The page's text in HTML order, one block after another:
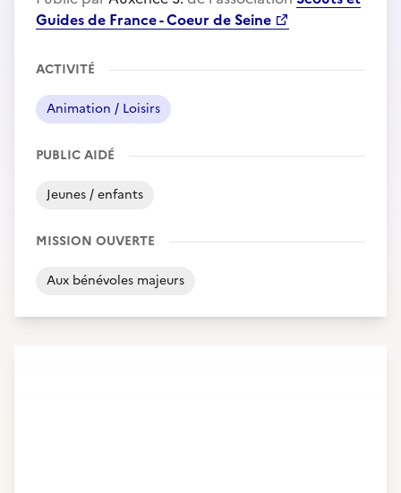
Guides de France - Coeur de Seine
ACTIVITÉ
Animation / Loisirs
PUBLIC AIDÉ
Jeunes / enfants
MISSION OUVERTE
Aux bénévoles majeurs